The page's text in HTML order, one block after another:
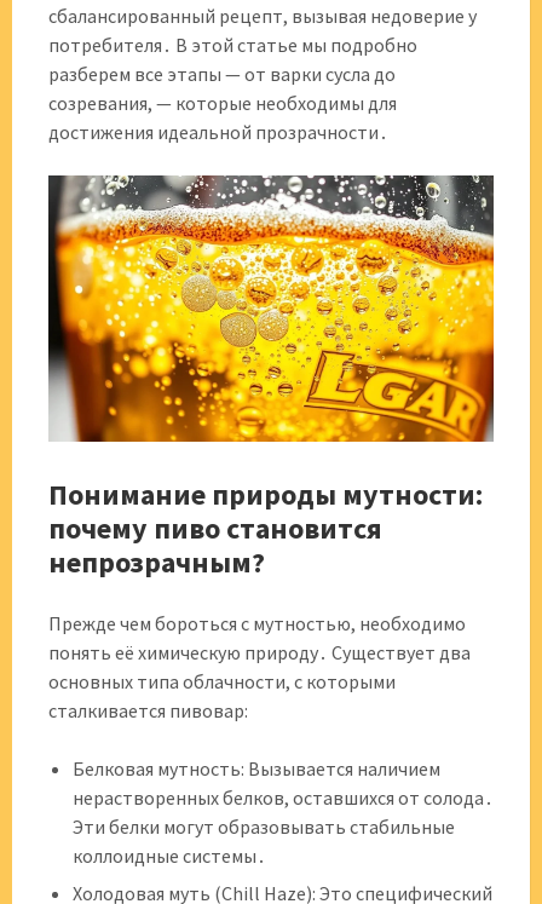
сбалансированный рецепт, вызывая недоверие у
потребителя․ В этой статье мы подробно
разберем все этапы — от варки сусла до
созревания, — которые необходимы для
достижения идеальной прозрачности․
Понимание природы мутности:
почему пиво становится
непрозрачным?
Прежде чем бороться с мутностью, необходимо
понять её химическую природу․ Существует два
основных типа облачности, с которыми
сталкивается пивовар:
Белковая мутность: Вызывается наличием
нерастворенных белков, оставшихся от солода․
Эти белки могут образовывать стабильные
коллоидные системы․
Холодовая муть (Chill Haze): Это специфический